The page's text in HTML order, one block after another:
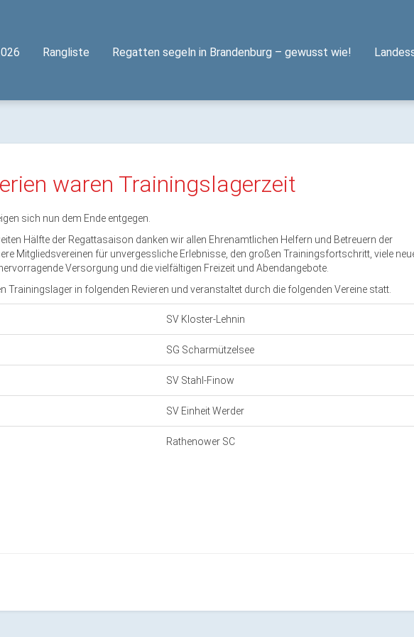
Rangliste Regatten segeln in Brandenburg – gewusst wie!
waren Trainingslagerzeit
sich nun dem Ende entgegen.
Hälfte der Regattasaison danken wir allen Ehrenamtlichen Helfern und Betreuern der
Mitgliedsvereinen für unvergessliche Erlebnisse, den großen Trainingsfortschritt, viele
Versorgung und die vielfältigen Freizeit und Abendangebote.
Trainingslager in folgenden Revieren und veranstaltet durch die folgenden Vereine statt.
SV Kloster-Lehnin
SG Scharmützelsee
SV Stahl-Finow
SV Einheit Werder
Rathenower SC